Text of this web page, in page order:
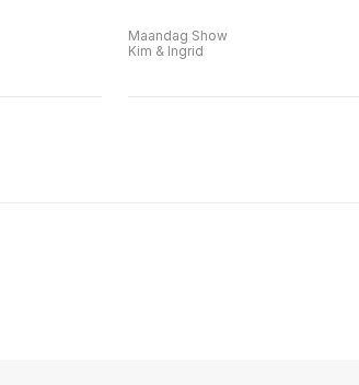
Maandag Show
Kim & Ingrid